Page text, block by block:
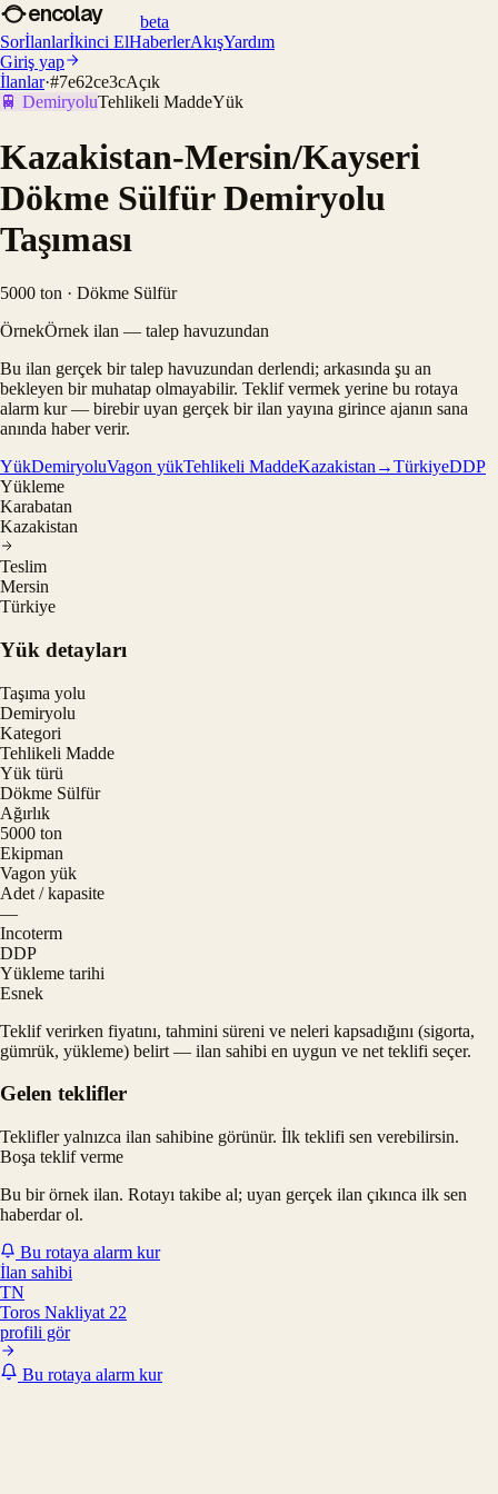
encolay
beta
Sorİlanlarİkinci ElHaberlerAkışYardım
Giriş yap
İlanlar·#7e62ce3cAçık
🚆 DemiryoluTehlikeli MaddeYük
Kazakistan-Mersin/Kayseri
Dökme Sülfür Demiryolu
Taşıması
5000 ton · Dökme Sülfür
ÖrnekÖrnek ilan — talep havuzundan
Bu ilan gerçek bir talep havuzundan derlendi; arkasında şu an
bekleyen bir muhatap olmayabilir. Teklif vermek yerine bu rotaya
alarm kur — birebir uyan gerçek bir ilan yayına girince ajanın sana
anında haber verir.
YükDemiryoluVagon yükTehlikeli MaddeKazakistan→TürkiyeDDP
Yükleme
Karabatan
Kazakistan
Teslim
Mersin
Türkiye
Yük detayları
Taşıma yolu
Demiryolu
Kategori
Tehlikeli Madde
Yük türü
Dökme Sülfür
Ağırlık
5000 ton
Ekipman
Vagon yük
Adet / kapasite
—
Incoterm
DDP
Yükleme tarihi
Esnek
Teklif verirken fiyatını, tahmini süreni ve neleri kapsadığını (sigorta,
gümrük, yükleme) belirt — ilan sahibi en uygun ve net teklifi seçer.
Gelen teklifler
Teklifler yalnızca ilan sahibine görünür. İlk teklifi sen verebilirsin.
Boşa teklif verme
Bu bir örnek ilan. Rotayı takibe al; uyan gerçek ilan çıkınca ilk sen
haberdar ol.
Bu rotaya alarm kur
İlan sahibi
TN
Toros Nakliyat 22
profili gör
Bu rotaya alarm kur